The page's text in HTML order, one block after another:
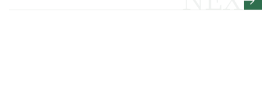
組」